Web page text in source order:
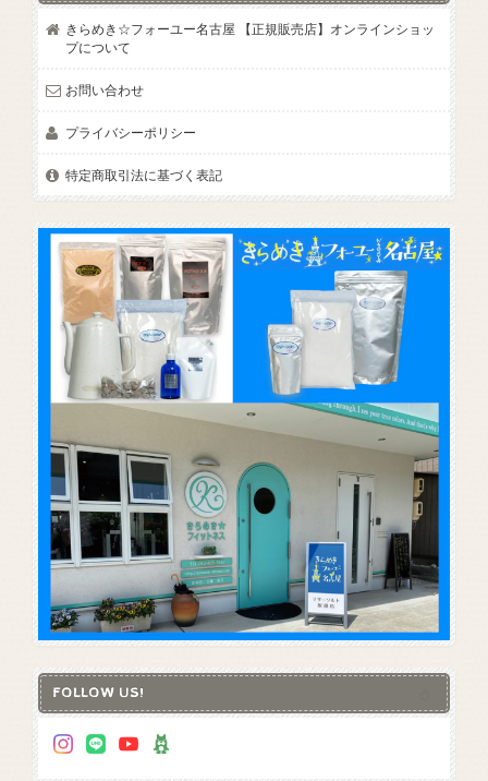
きらめき☆フォーユー名古屋 【正規販売店】オンラインショッ
プについて
お問い合わせ
プライバシーポリシー
特定商取引法に基づく表記
FOLLOW US!